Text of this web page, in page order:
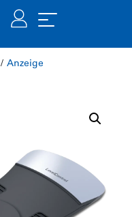
/ Anzeige